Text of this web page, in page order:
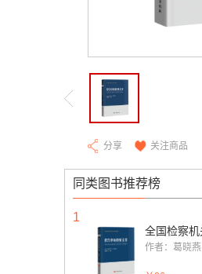
分享 关注商品
同类图书推荐榜
1
作者：葛晓燕